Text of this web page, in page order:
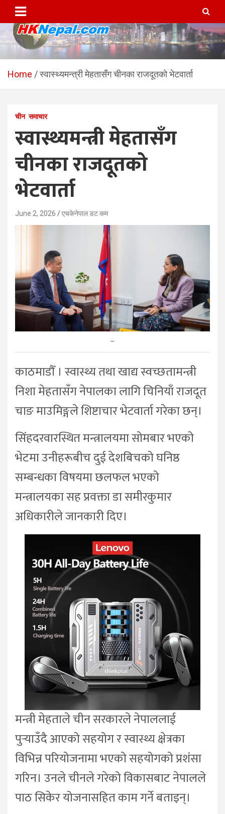
content
HKNepal.com – हङकङबाट
सञ्चालित पहिलो नेपाली अनलाईन
hknepal, hknepal.com, hk nepal, hk nepal com
Home स्वास्थ्यमन्त्री मेहतासँग चीनका राजदूतको भेटवार्ता
चीन समाचार
स्वास्थ्यमन्त्री मेहतासँग
चीनका राजदूतको
भेटवार्ता
June 2, 2026 एचकेनेपाल डट कम
–
काठमाडौँ । स्वास्थ्य तथा खाद्य स्वच्छतामन्त्री
निशा मेहतासँग नेपालका लागि चिनियाँ राजदूत
चाङ माउमिङ्गले शिष्टाचार भेटवार्ता गरेका छन्।
सिंहदरवारस्थित मन्त्रालयमा सोमबार भएको
भेटमा उनीहरूबीच दुई देशबिचको घनिष्ठ
सम्बन्धका विषयमा छलफल भएको
मन्त्रालयका सह प्रवक्ता डा समीरकुमार
अधिकारीले जानकारी दिए।
मन्त्री मेहताले चीन सरकारले नेपाललाई
पुर्‍याउँदै आएको सहयोग र स्वास्थ्य क्षेत्रका
विभिन्न परियोजनामा भएको सहयोगको प्रशंसा
गरिन। उनले चीनले गरेको विकासबाट नेपालले
पाठ सिकेर योजनासहित काम गर्ने बताइन्।